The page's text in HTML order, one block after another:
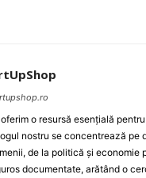
o resursă esențială
nostru se concentrează
de la politică și economie
documentate, arătând o